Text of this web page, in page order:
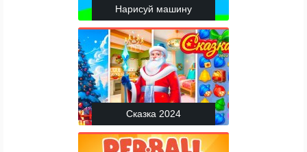
Нарисуй машину
Сказка 2024